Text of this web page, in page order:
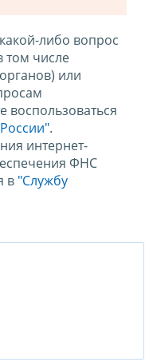
либо вопрос
том числе
или
.
интернет-
ФНС
в "Службу